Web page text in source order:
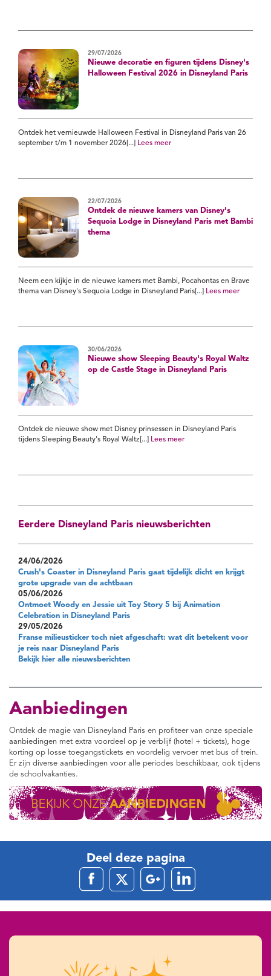
29/07/2026
Nieuwe decoratie en figuren tijdens Disney's
Halloween Festival 2026 in Disneyland Paris
Ontdek het vernieuwde Halloween Festival in Disneyland Paris van 26
september t/m 1 november 2026[...]
Lees meer
22/07/2026
Ontdek de nieuwe kamers van Disney's
Sequoia Lodge in Disneyland Paris met Bambi
thema
Neem een kijkje in de nieuwe kamers met Bambi, Pocahontas en Brave
thema van Disney's Sequoia Lodge in Disneyland Paris[...]
Lees meer
30/06/2026
Nieuwe show Sleeping Beauty's Royal Waltz
op de Castle Stage in Disneyland Paris
Ontdek de nieuwe show met Disney prinsessen in Disneyland Paris
tijdens Sleeping Beauty's Royal Waltz[...]
Lees meer
Eerdere Disneyland Paris nieuwsberichten
24/06/2026
Crush's Coaster in Disneyland Paris gaat tijdelijk dicht en krijgt
grote upgrade van de achtbaan
05/06/2026
Ontmoet Woody en Jessie uit Toy Story 5 bij Animation
Celebration in Disneyland Paris
29/05/2026
Franse milieusticker toch niet afgeschaft: wat dit betekent voor
je reis naar Disneyland Paris
Bekijk hier alle nieuwsberichten
Aanbiedingen
Ontdek de magie van Disneyland Paris en profiteer van onze speciale
aanbiedingen met extra voordeel op je verblijf (hotel + tickets), hoge
korting op losse toegangstickets en voordelig vervoer met bus of trein.
Er zijn diverse aanbiedingen voor alle periodes beschikbaar, ook tijdens
de schoolvakanties.
Deel deze pagina